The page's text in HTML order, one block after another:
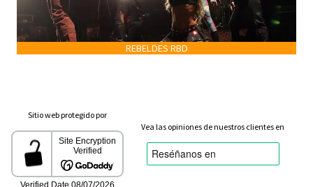
REBELDES RBD
Sitio web protegido por
Vea las opiniones de nuestros clientes en